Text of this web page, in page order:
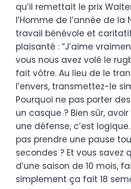
qu’il remettait le prix
l’Homme de l’année de la
travail bénévole et
plaisanté : “J’aime
vous nous avez volé le
fait vôtre. Au lieu de le
l’envers, transmettez-le
Pourquoi ne pas porter
un casque ? Bien sûr,
une défense, c’est
pas prendre une pause
secondes ? Et vous savez
d’une saison de 10 mois,
simplement ça fait 18